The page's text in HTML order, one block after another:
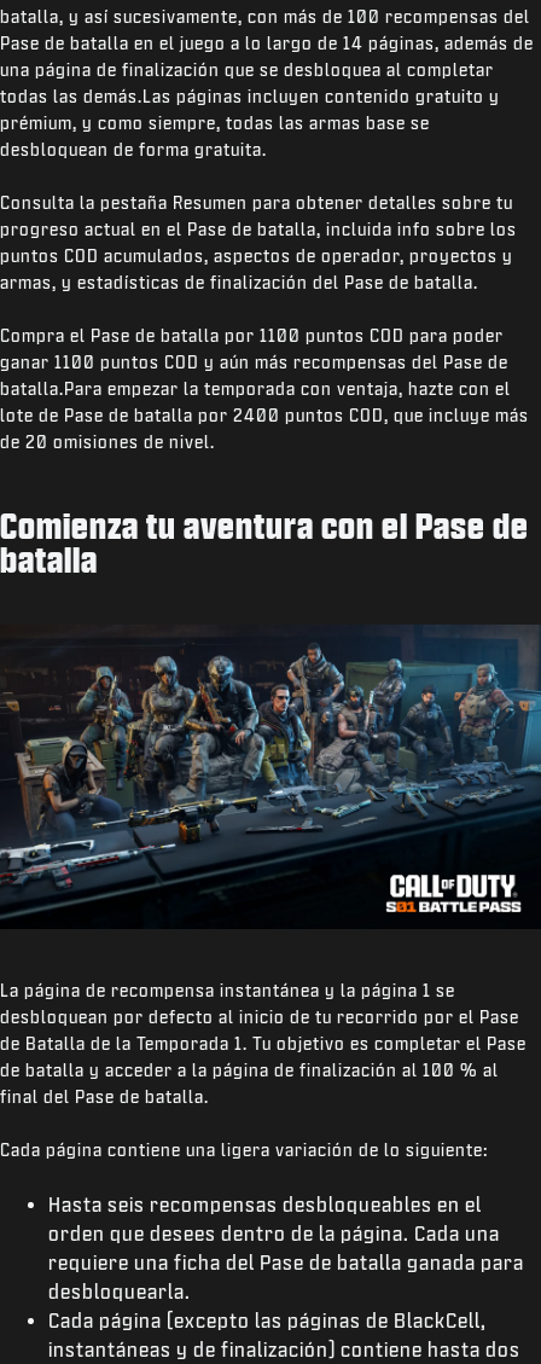
batalla, y así sucesivamente, con más de 100 recompensas del
Pase de batalla en el juego a lo largo de 14 páginas, además de
una página de finalización que se desbloquea al completar
todas las demás.Las páginas incluyen contenido gratuito y
prémium, y como siempre, todas las armas base se
desbloquean de forma gratuita.
Consulta la pestaña Resumen para obtener detalles sobre tu
progreso actual en el Pase de batalla, incluida info sobre los
puntos COD acumulados, aspectos de operador, proyectos y
armas, y estadísticas de finalización del Pase de batalla.
Compra el Pase de batalla por 1100 puntos COD para poder
ganar 1100 puntos COD y aún más recompensas del Pase de
batalla.Para empezar la temporada con ventaja, hazte con el
lote de Pase de batalla por 2400 puntos COD, que incluye más
de 20 omisiones de nivel.
Comienza tu aventura con el Pase de
batalla
La página de recompensa instantánea y la página 1 se
desbloquean por defecto al inicio de tu recorrido por el Pase
de Batalla de la Temporada 1. Tu objetivo es completar el Pase
de batalla y acceder a la página de finalización al 100 % al
final del Pase de batalla.
Cada página contiene una ligera variación de lo siguiente:
Hasta seis recompensas desbloqueables en el
orden que desees dentro de la página. Cada una
requiere una ficha del Pase de batalla ganada para
desbloquearla.
Cada página (excepto las páginas de BlackCell,
instantáneas y de finalización) contiene hasta dos